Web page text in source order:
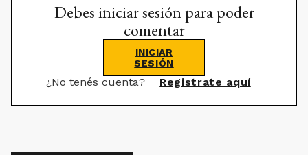
Debes iniciar sesión para poder
comentar
INICIAR
SESIÓN
¿No tenés cuenta? Registrate aquí